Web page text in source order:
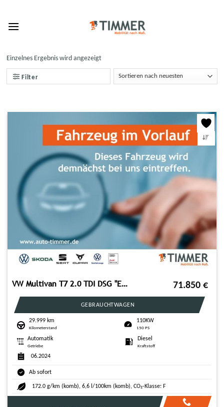
content
Filter
Einzelnes Ergebnis wird angezeigt
VW Multivan T7 2.0 TDI DSG "Edition" lang *NAVI*ALU 71.850 €
GEBRAUCHTWAGEN
29.999 km
Kilometerstand
110KW
150 PS
Automatik
Getriebe
Diesel
Kraftstoff
06.2024
Ab sofort
172.0 g/km (komb), 6,6 l/100km (komb), CO₂-Klasse: F